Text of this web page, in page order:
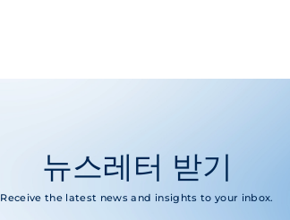
뉴스레터 받기
Receive the latest news and insights to your inbox.